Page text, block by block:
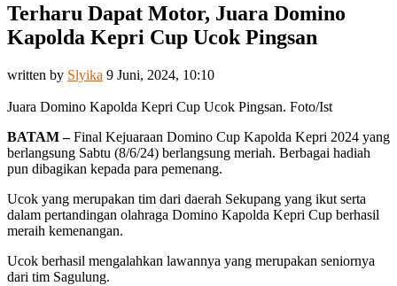
Terharu Dapat Motor, Juara Domino
Kapolda Kepri Cup Ucok Pingsan
written by Slyika 9 Juni, 2024, 10:10
Juara Domino Kapolda Kepri Cup Ucok Pingsan. Foto/Ist
BATAM –Final Kejuaraan Domino Cup Kapolda Kepri 2024 yang
berlangsung Sabtu (8/6/24) berlangsung meriah. Berbagai hadiah
pun dibagikan kepada para pemenang.
Ucok yang merupakan tim dari daerah Sekupang yang ikut serta
dalam pertandingan olahraga Domino Kapolda Kepri Cup berhasil
meraih kemenangan.
Ucok berhasil mengalahkan lawannya yang merupakan seniornya
dari tim Sagulung.